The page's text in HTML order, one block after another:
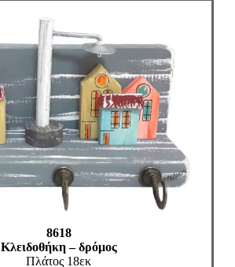
8618
Κλειδοθήκη – δρόμος
Πλάτος 18εκ